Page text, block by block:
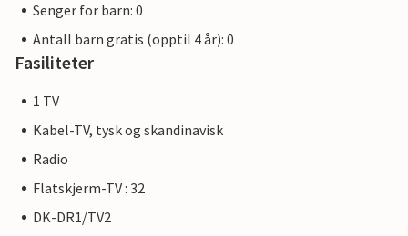
Senger for barn: 0
Antall barn gratis (opptil 4 år): 0
Fasiliteter
1 TV
Kabel-TV, tysk og skandinavisk
Radio
Flatskjerm-TV : 32
DK-DR1/TV2